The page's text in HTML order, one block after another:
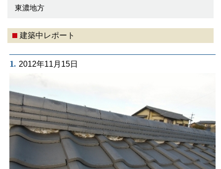
東濃地方
建築中レポート
1. 2012年11月15日